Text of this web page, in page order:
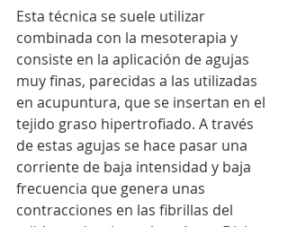
Esta técnica se suele utilizar
combinada con la mesoterapia y
consiste en la aplicación de agujas
muy finas, parecidas a las utilizadas
en acupuntura, que se insertan en el
tejido graso hipertrofiado. A través
de estas agujas se hace pasar una
corriente de baja intensidad y baja
frecuencia que genera unas
contracciones en las fibrillas del